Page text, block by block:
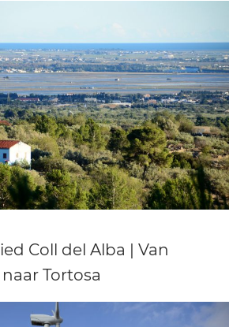
Coll del Alba | Van
Tortosa